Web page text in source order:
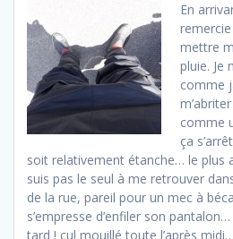
En
mettre
pluie. Je
comme
comme
ça
soit relativement étanche… le plus
suis pas le seul à me retrouver
de la rue, pareil pour un mec à
s’empresse d’enfiler son
tard ! cul mouillé toute l’après midi…